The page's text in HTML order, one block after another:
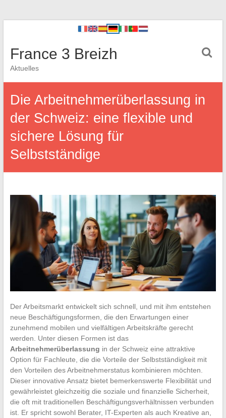
France 3 Breizh
Aktuelles
Die Arbeitnehmerüberlassung in
der Schweiz: eine flexible und
sichere Lösung für
Selbstständige
Der Arbeitsmarkt entwickelt sich schnell, und mit ihm entstehen
neue Beschäftigungsformen, die den Erwartungen einer
zunehmend mobilen und vielfältigen Arbeitskräfte gerecht
werden. Unter diesen Formen ist das
Arbeitnehmerüberlassung in der Schweiz eine attraktive
Option für Fachleute, die die Vorteile der Selbstständigkeit mit
den Vorteilen des Arbeitnehmerstatus kombinieren möchten.
Dieser innovative Ansatz bietet bemerkenswerte Flexibilität und
gewährleistet gleichzeitig die soziale und finanzielle Sicherheit,
die oft mit traditionellen Beschäftigungsverhältnissen verbunden
ist. Er spricht sowohl Berater, IT-Experten als auch Kreative an,